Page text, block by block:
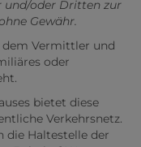
und/oder Dritten zur
Gewähr.
dem Vermittler und
oder
bietet diese
Verkehrsnetz.
die Haltestelle der